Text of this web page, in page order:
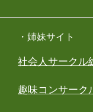
・姉妹サイト
社会人サーク
趣味コンサー